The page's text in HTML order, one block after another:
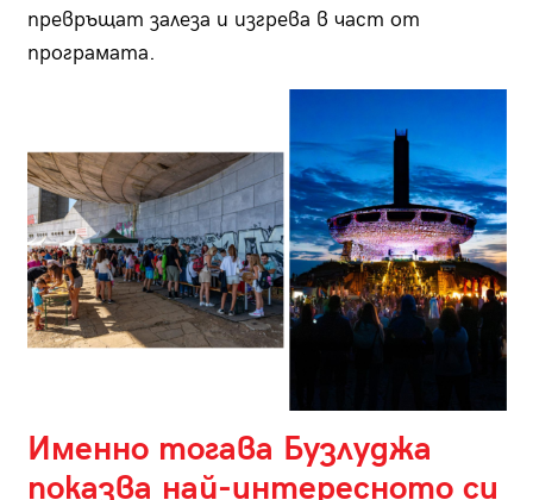
превръщат залеза и изгрева в част от
програмата.
Именно тогава Бузлуджа
показва най-интересното си